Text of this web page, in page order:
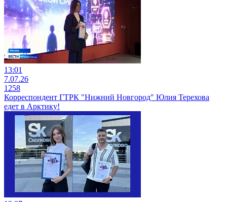
13:01
7.07.26
1258
Корреспондент ГТРК "Нижний Новгород" Юлия Терехова
едет в Арктику!